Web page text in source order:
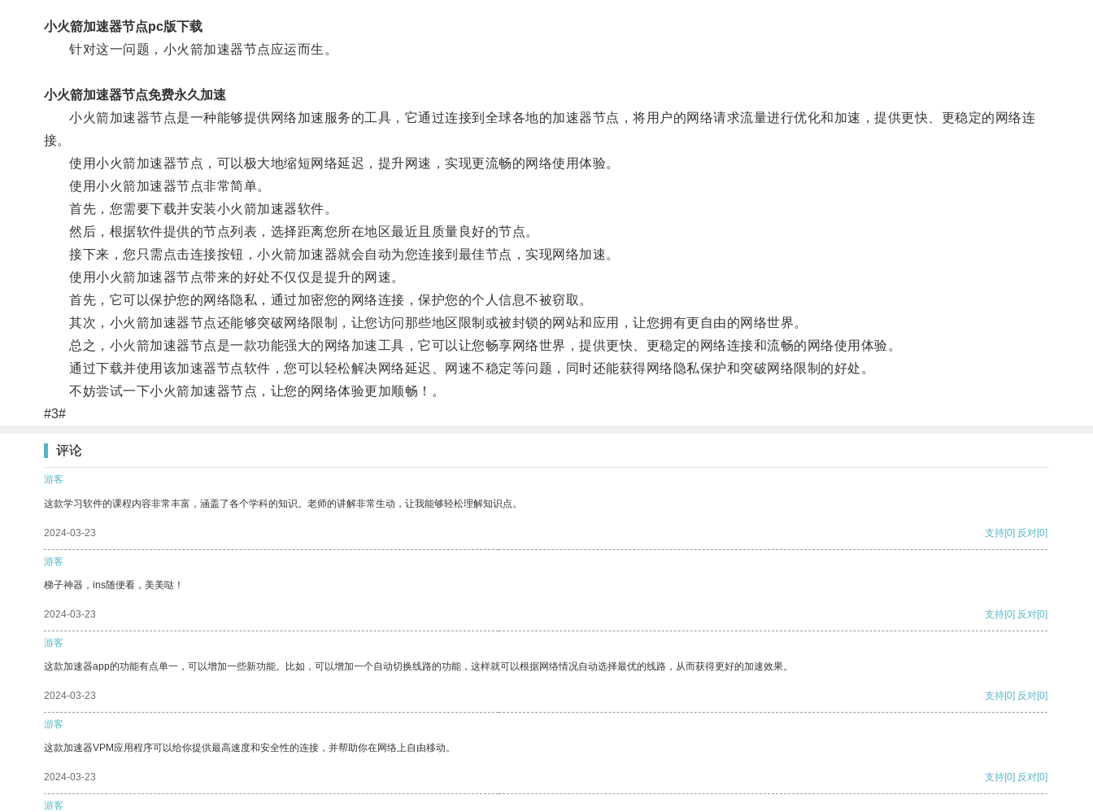
小火箭加速器节点pc版下载
针对这一问题，小火箭加速器节点应运而生。
小火箭加速器节点免费永久加速
小火箭加速器节点是一种能够提供网络加速服务的工具，它通过连接到全球各地的加速器节点，将用户的网络请求流量进行优化和加速，提供更快、更稳定的网络连
接。
使用小火箭加速器节点，可以极大地缩短网络延迟，提升网速，实现更流畅的网络使用体验。
使用小火箭加速器节点非常简单。
首先，您需要下载并安装小火箭加速器软件。
然后，根据软件提供的节点列表，选择距离您所在地区最近且质量良好的节点。
接下来，您只需点击连接按钮，小火箭加速器就会自动为您连接到最佳节点，实现网络加速。
使用小火箭加速器节点带来的好处不仅仅是提升的网速。
首先，它可以保护您的网络隐私，通过加密您的网络连接，保护您的个人信息不被窃取。
其次，小火箭加速器节点还能够突破网络限制，让您访问那些地区限制或被封锁的网站和应用，让您拥有更自由的网络世界。
总之，小火箭加速器节点是一款功能强大的网络加速工具，它可以让您畅享网络世界，提供更快、更稳定的网络连接和流畅的网络使用体验。
通过下载并使用该加速器节点软件，您可以轻松解决网络延迟、网速不稳定等问题，同时还能获得网络隐私保护和突破网络限制的好处。
不妨尝试一下小火箭加速器节点，让您的网络体验更加顺畅！。
#3#
评论
游客
这款学习软件的课程内容非常丰富，涵盖了各个学科的知识。老师的讲解非常生动，让我能够轻松理解知识点。
2024-03-23 支持[0] 反对[0]
游客
梯子神器，ins随便看，美美哒！
2024-03-23 支持[0] 反对[0]
游客
这款加速器app的功能有点单一，可以增加一些新功能。比如，可以增加一个自动切换线路的功能，这样就可以根据网络情况自动选择最优的线路，从而获得更好的加速效果。
2024-03-23 支持[0] 反对[0]
游客
这款加速器VPM应用程序可以给你提供最高速度和安全性的连接，并帮助你在网络上自由移动。
2024-03-23 支持[0] 反对[0]
游客